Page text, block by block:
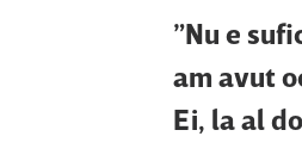
”Nu e
am avut
Ei, la al